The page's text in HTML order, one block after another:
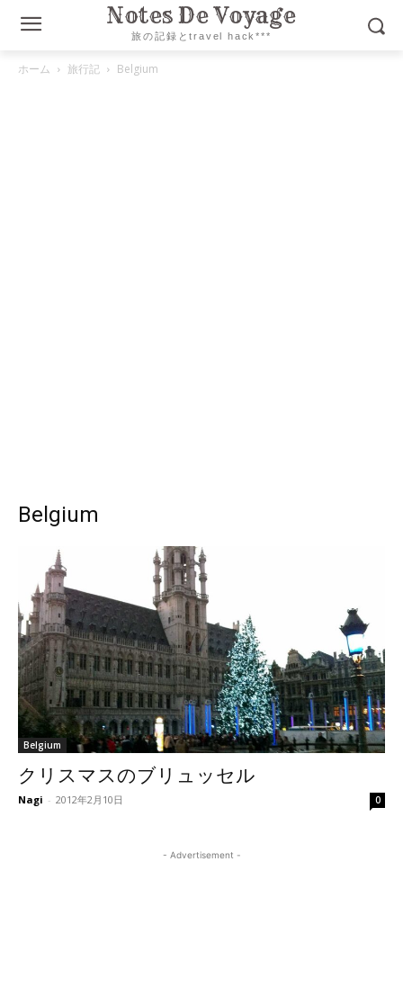
Notes De Voyage
旅の記録とtravel hack***
ホーム 旅行記 Belgium
Belgium
Belgium
クリスマスのブリュッセル
Nagi - 2012年2月10日 0
- Advertisement -